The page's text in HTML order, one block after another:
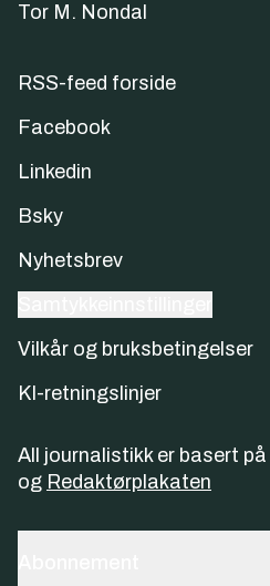
Tor M. Nondal
RSS-feed forside
Facebook
Linkedin
Bsky
Nyhetsbrev
Vilkår og bruksbetingelser
KI-retningslinjer
All journalistikk er basert på
og Redaktørplakaten